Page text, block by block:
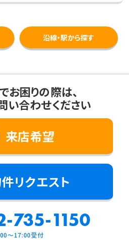
沿線・駅から探す
お困りの際は、
い合わせください
来店希望
リクエスト
735-1150
～17:00受付